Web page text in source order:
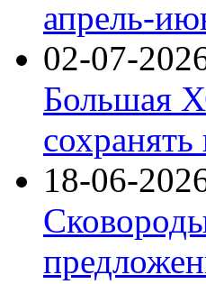
апрель-
02-07-
Большая
18-06-